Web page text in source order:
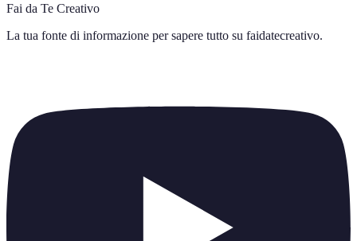
Fai da Te Creativo
La tua fonte di informazione per sapere tutto su faidatecreativo.